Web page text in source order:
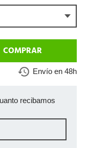
COMPRAR
Envío en 48h
recibamos